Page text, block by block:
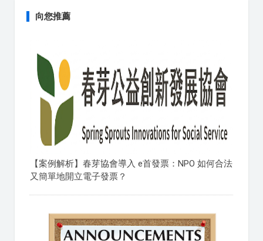
向您推薦
【案例解析】春芽協會導入 e首發票：NPO 如何合法
又簡單地開立電子發票？